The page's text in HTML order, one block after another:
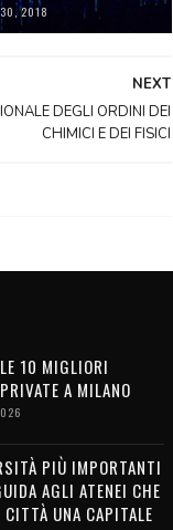
30, 2018
NEXT
DEGLI ORDINI DEI
CHIMICI E DEI FISICI
10 MIGLIORI
A MILANO
PIÙ IMPORTANTI
AGLI ATENEI CHE
CITTÀ UNA CAPITALE